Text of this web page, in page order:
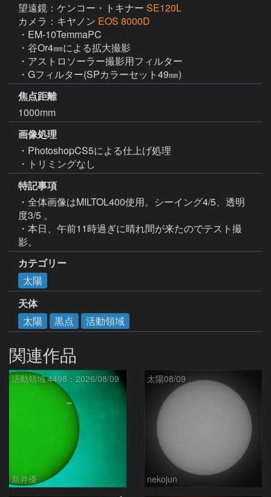
望遠鏡：ケンコー・トキナー SE120L
カメラ：キヤノン EOS 8000D
・EM-10TemmaPC
・谷Or4㎜による拡大撮影
・アストロソーラー撮影用フィルター
・Gフィルター(SPカラーセット49㎜)
焦点距離
1000mm
画像処理
・PhotoshopCS5による仕上げ処理
・トリミングなし
特記事項
・全体画像はMILTOL400使用。シーイング4/5、透明
度3/5 。
・本日、午前11時過ぎに晴れ間が来たのでテスト撮
影。
カテゴリー
太陽
天体
太陽
黒点 活動領域
関連作品
活動領域 4498：2026/08/09
新井優
太陽08/09
nekojun